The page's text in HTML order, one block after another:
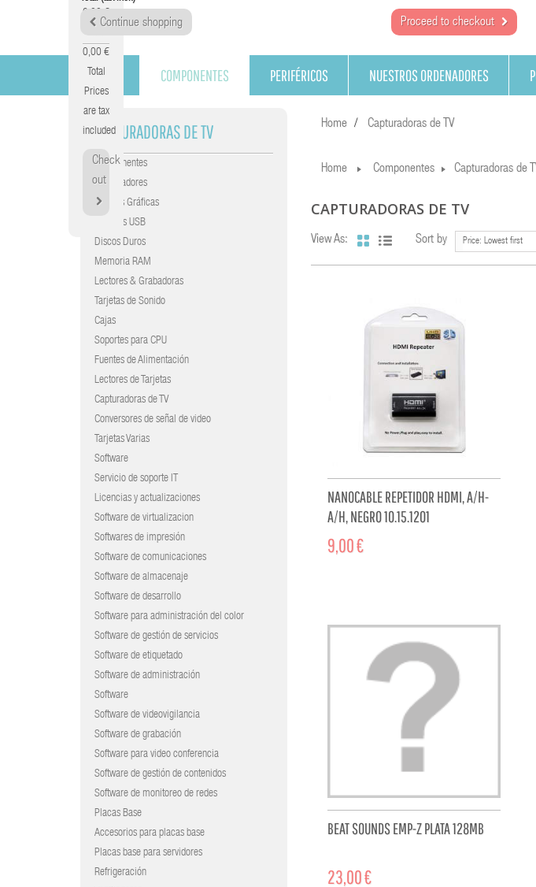
0,00 €
0,00 €
Total
Prices
are tax
included
Check
out
Continue shopping Proceed to checkout
COMPONENTES PERIFÉRICOS NUESTROS ORDENADORES
CAPTURADORAS DE TV
Componentes
Procesadores
Tarjetas Gráficas
Gráficas USB
Discos Duros
Memoria RAM
Lectores & Grabadoras
Tarjetas de Sonido
Cajas
Soportes para CPU
Fuentes de Alimentación
Lectores de Tarjetas
Capturadoras de TV
Conversores de señal de video
Tarjetas Varias
Software
Servicio de soporte IT
Licencias y actualizaciones
Software de virtualizacion
Softwares de impresión
Software de comunicaciones
Software de almacenaje
Software de desarrollo
Software para administración del color
Software de gestión de servicios
Software de etiquetado
Software de administración
Software
Software de videovigilancia
Software de grabación
Software para video conferencia
Software de gestión de contenidos
Software de monitoreo de redes
Placas Base
Accesorios para placas base
Placas base para servidores
Refrigeración
Home Capturadoras de TV
Home Componentes Capturadoras de
CAPTURADORAS DE TV
View As: Sort by Price: Lowest first
NANOCABLE REPETIDOR HDMI, A/H-
A/H, NEGRO 10.15.1201
9,00 €
BEAT SOUNDS EMP-Z PLATA 128MB
23,00 €